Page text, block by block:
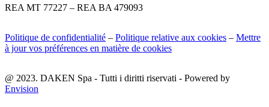
REA MT 77227 – REA BA 479093
Politique de confidentialité – Politique relative aux cookies – Mettre
à jour vos préférences en matière de cookies
@ 2023. DAKEN Spa - Tutti i diritti riservati - Powered by
Envision